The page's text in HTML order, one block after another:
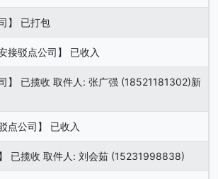
】 已打包
接驳点公司】 已收入
】 已揽收 取件人: 张广强 (18521181302)新
点公司】 已收入
已揽收 取件人: 刘会茹 (15231998838)